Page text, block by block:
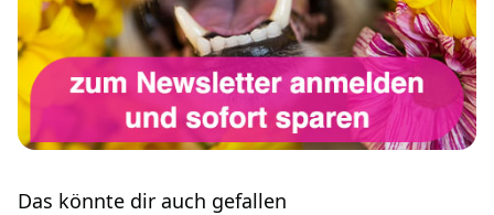
Das könnte dir auch gefallen